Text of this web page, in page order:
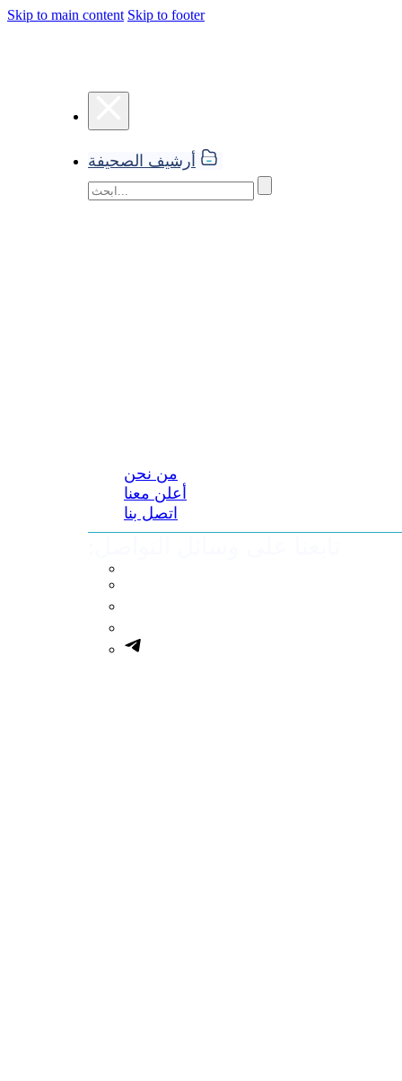
Skip to main content Skip to footer
أرشيف الصحيفة
من نحن
أعلن معنا
اتصل بنا